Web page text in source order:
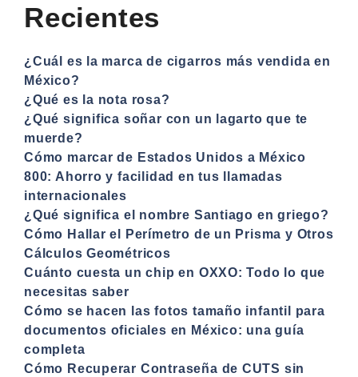
Recientes
¿Cuál es la marca de cigarros más vendida en
México?
¿Qué es la nota rosa?
¿Qué significa soñar con un lagarto que te
muerde?
Cómo marcar de Estados Unidos a México
800: Ahorro y facilidad en tus llamadas
internacionales
¿Qué significa el nombre Santiago en griego?
Cómo Hallar el Perímetro de un Prisma y Otros
Cálculos Geométricos
Cuánto cuesta un chip en OXXO: Todo lo que
necesitas saber
Cómo se hacen las fotos tamaño infantil para
documentos oficiales en México: una guía
completa
Cómo Recuperar Contraseña de CUTS sin